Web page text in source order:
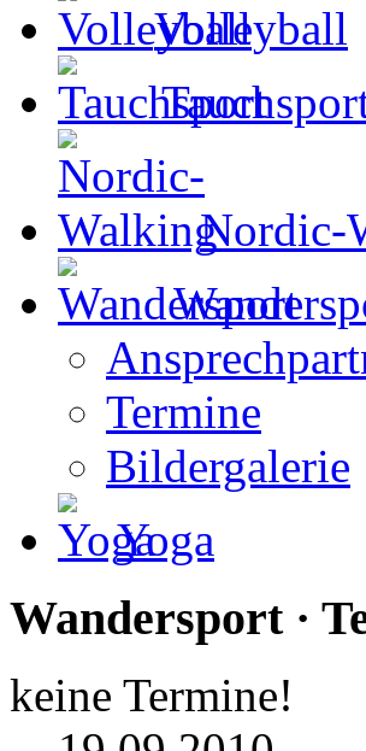
Volleyball
Nordic-
Termine
Bildergalerie
Yoga
Wandersport ·
keine Termine!